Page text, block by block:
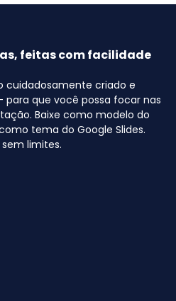
feitas com facilidade
criado e
que você possa focar nas
Baixe como modelo do
tema do Google Slides.
limites.